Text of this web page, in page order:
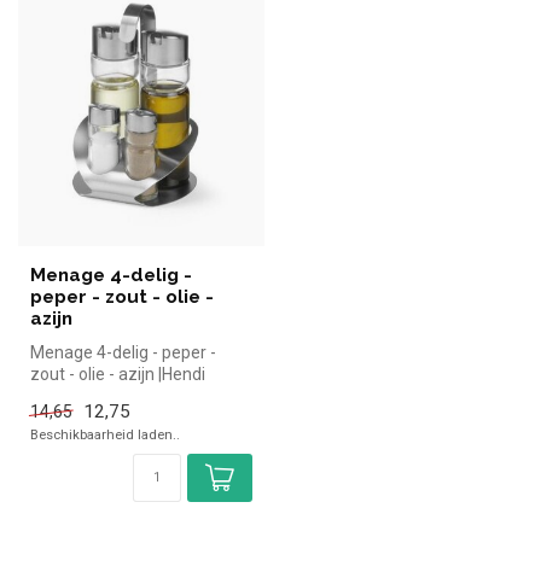
Menage 4-delig -
peper - zout - olie -
azijn
Menage 4-delig - peper -
zout - olie - azijn |Hendi
in...
14,65 12,75
Beschikbaarheid laden..